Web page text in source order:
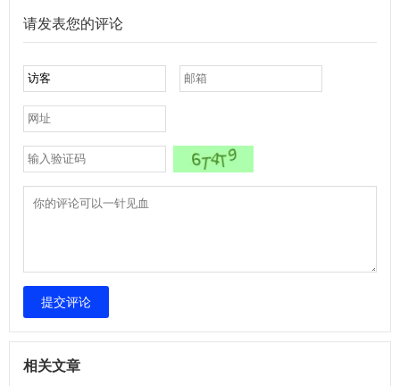
请发表您的评论
提交评论
相关文章